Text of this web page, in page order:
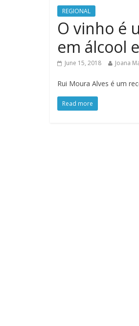
REGIONAL
O vinho é
em álcool
June 15, 2018 Joana
Rui Moura Alves é um
Read more